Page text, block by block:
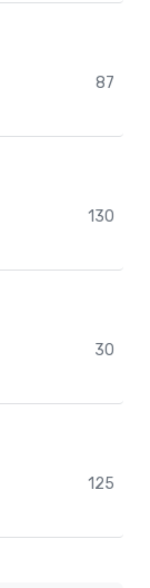
87
130
30
125